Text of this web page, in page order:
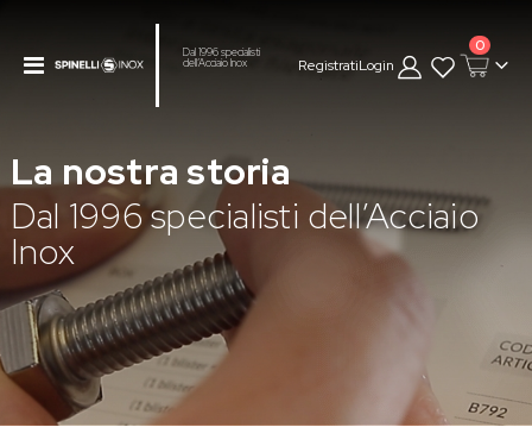
Toggle
Dal 1996 specialisti
dell’Acciaio Inox RegistratiLogin
Cart
0
La nostra storia
Dal 1996 specialisti dell’Acciaio
Inox